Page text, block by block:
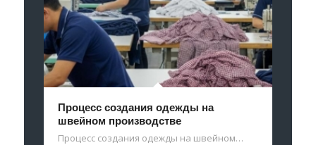
Процесс создания одежды на
швейном производстве
Процесс создания одежды на швейном…